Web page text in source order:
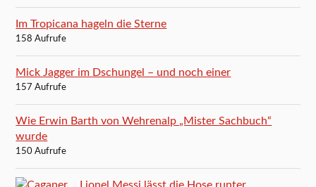
Im Tropicana hageln die Sterne
158 Aufrufe
Mick Jagger im Dschungel – und noch einer
157 Aufrufe
Wie Erwin Barth von Wehrenalp „Mister Sachbuch“
wurde
150 Aufrufe
Lionel Messi lässt die Hose runter